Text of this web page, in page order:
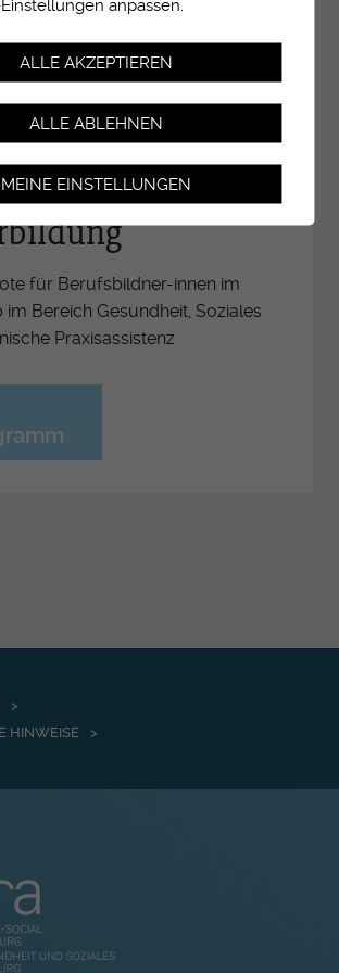
die Koordination wird von der
übernommen.
für Berufsbildner-innen im
im Bereich Gesundheit, Soziales
Praxisassistenz
HINWEISE
anpassen.
ALLE AKZEPTIEREN
ALLE ABLEHNEN
MEINE EINSTELLUNGEN